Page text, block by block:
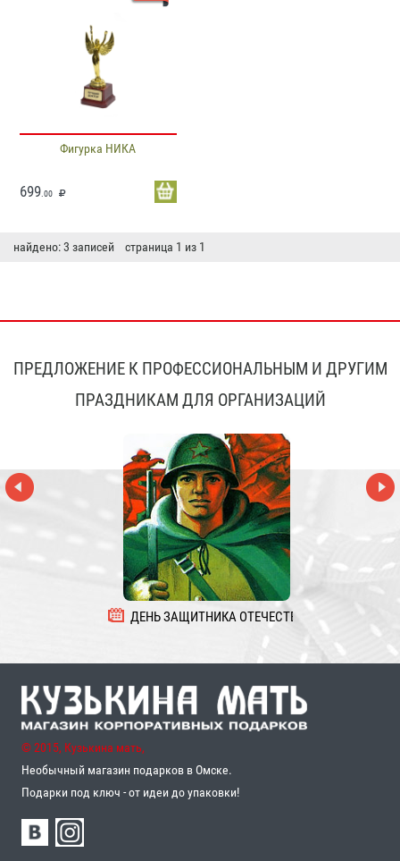
Фигурка НИКА
699 .00
найдено: 3 записей страница 1 из 1
ПРЕДЛОЖЕНИЕ К ПРОФЕССИОНАЛЬНЫМ И ДРУГИМ
ПРАЗДНИКАМ ДЛЯ ОРГАНИЗАЦИЙ
ДЕНЬ ЗАЩИТНИКА ОТЕЧЕСТВА
© 2015, Кузькина мать,
Необычный магазин подарков в Омске.
Подарки под ключ - от идеи до упаковки!